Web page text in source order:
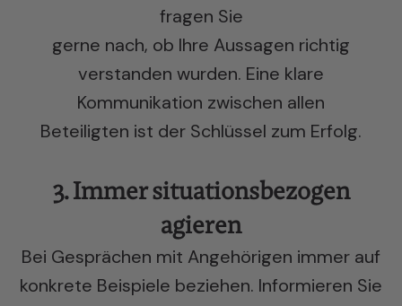
fragen Sie
gerne nach, ob Ihre Aussagen richtig
verstanden wurden. Eine klare
Kommunikation zwischen allen
Beteiligten ist der Schlüssel zum Erfolg.
3. Immer situationsbezogen
agieren
Bei Gesprächen mit Angehörigen immer auf
konkrete Beispiele beziehen. Informieren Sie